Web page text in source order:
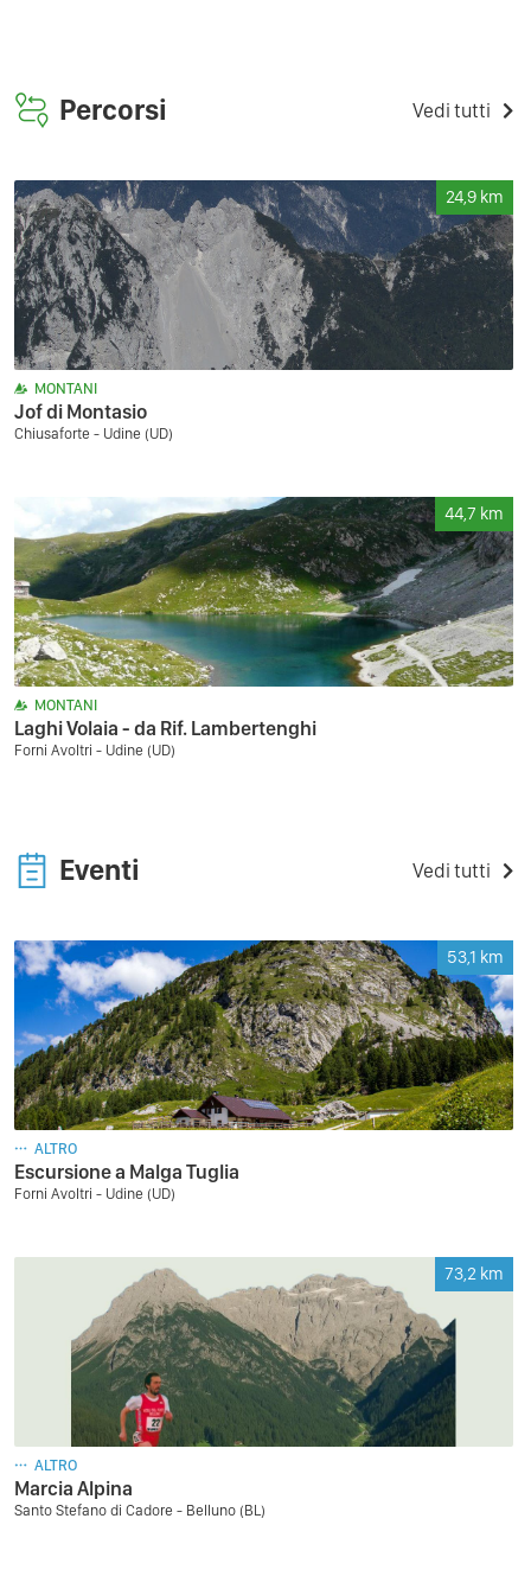
Percorsi Vedi tutti
24,9 km
MONTANI
Jof di Montasio
Chiusaforte - Udine (UD)
44,7 km
MONTANI
Laghi Volaia - da Rif. Lambertenghi
Forni Avoltri - Udine (UD)
Eventi Vedi tutti
53,1 km
ALTRO
Escursione a Malga Tuglia
Forni Avoltri - Udine (UD)
73,2 km
ALTRO
Marcia Alpina
Santo Stefano di Cadore - Belluno (BL)